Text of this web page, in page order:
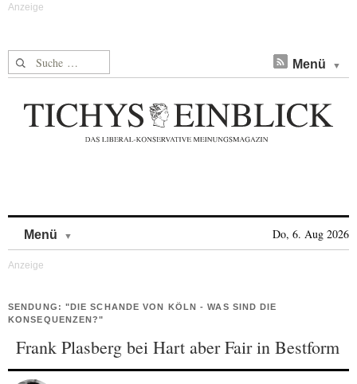
Suche nach: Menü
Menü Do, 6. Aug 2026
SENDUNG: "DIE SCHANDE VON KÖLN - WAS SIND DIE
KONSEQUENZEN?"
Frank Plasberg bei Hart aber Fair in Bestform